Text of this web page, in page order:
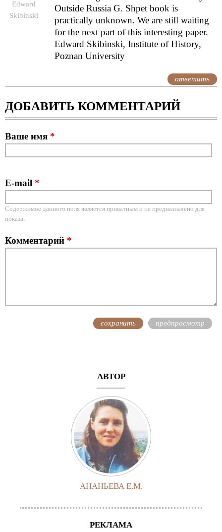
Edward
Skibinski
Outside Russia G. Shpet book is
practically unknown. We are still waiting
for the next part of this interesting paper.
Edward Skibinski, Institute of History,
Poznan University
ответить
ДОБАВИТЬ КОММЕНТАРИЙ
Ваше имя *
E-mail *
Содержимое данного поля является приватным и не предназначено для
показа.
Комментарий *
АВТОР
АНАНЬЕВА Е.М.
РЕКЛАМА